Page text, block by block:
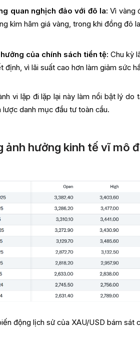
quan nghịch đảo với đô la: Vì vàng
kìm hãm giá vàng, trong khi đồng đô
của chính sách tiền tệ: Chu kỳ
định, vì lãi suất cao hơn làm giảm sức
vi lặp đi lặp lại này làm nổi bật lý
lược danh mục đầu tư toàn cầu.
ảnh hưởng kinh tế vĩ mô
động lịch sử của XAU/USD bám sát